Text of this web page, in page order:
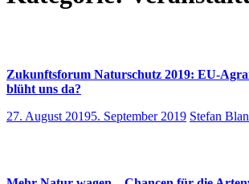
Zukunftsforum Naturschutz 2019: EU-
blüht uns da?
27. August 20195. September 2019 Stefan